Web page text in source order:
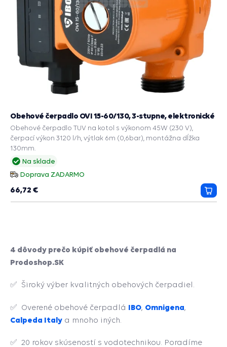
Na sklade
Doprava ZADARMO
Obehové čerpadlo OVI 15-60/130, 3-stupne, elektronické
Obehové čerpadlo TUV na kotol s výkonom 45W (230 V),
čerpací výkon 3120 l/h, výtlak 6m (0,6bar), montážna dĺžka
130mm.
66,72 €
do
4 dôvody prečo kúpiť obehové čerpadlá na
Prodoshop.SK
✅ Široký výber kvalitných obehových čerpadiel.
✅ Overené obehové čerpadlá IBO, Omnigena,
Calpeda Italy a mnoho iných.
✅ 20 rokov skúseností s vodotechnikou. Poradíme